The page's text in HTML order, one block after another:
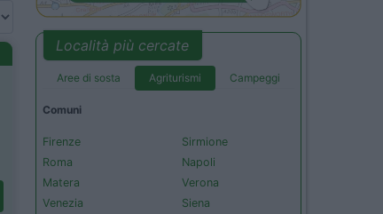
Località più cercate
Aree di sosta Agriturismi Campeggi
Comuni
Firenze
Roma
Matera
Venezia
Sirmione
Napoli
Verona
Siena